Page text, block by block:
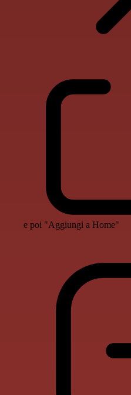
e poi "Aggiungi a Home"